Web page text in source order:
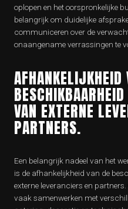
oplopen en het oorspronkelijke
belangrijk om duidelijke
communiceren over de
onaangename verrassingen te
AFHANKELIJKHEID
VAN EXTERNE
PARTNERS.
Een belangrijk nadeel van het
is de afhankelijkheid van de
externe leveranciers en
vaak samenwerken met